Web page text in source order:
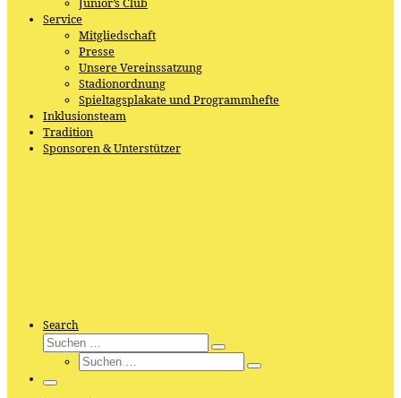
Service
Mitgliedschaft
Presse
Unsere Vereinssatzung
Stadionordnung
Spieltagsplakate und Programmhefte
Inklusionsteam
Tradition
Sponsoren & Unterstützer
Search
Suche
Suchen
Suche
Suchen
Menü